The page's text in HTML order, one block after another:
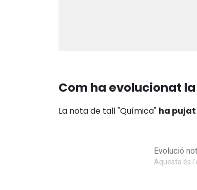
Com ha evolucionat
La nota de tall "Química" ha pujat
Evolució
Aquesta és